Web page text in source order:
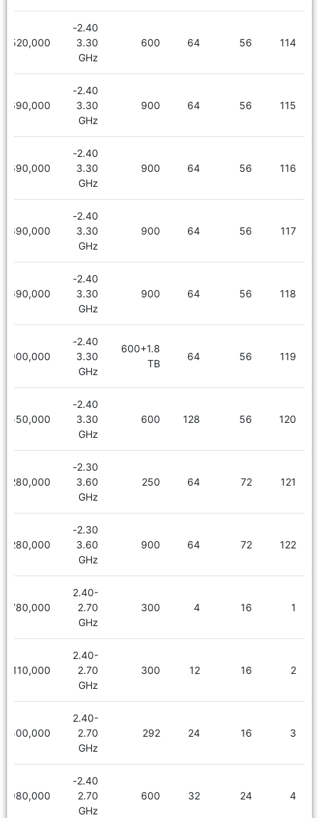
114
56
64
600
2.40-
3.30
GHz
5,520,000
115
56
64
900
2.40-
3.30
GHz
5,690,000
116
56
64
900
2.40-
3.30
GHz
5,690,000
117
56
64
900
2.40-
3.30
GHz
5,690,000
118
56
64
900
2.40-
3.30
GHz
5,690,000
119
56
64
600+1.8
TB
2.40-
3.30
GHz
6,900,000
120
56
128
600
2.40-
3.30
GHz
6,550,000
121
72
64
250
2.30-
3.60
GHz
8,280,000
122
72
64
900
2.30-
3.60
GHz
8,280,000
1
16
4
300
2.40-
2.70
GHz
780,000
2
16
12
300
2.40-
2.70
GHz
1,110,000
3
16
24
292
2.40-
2.70
GHz
1,500,000
4
24
32
600
2.40-
2.70
GHz
1,980,000